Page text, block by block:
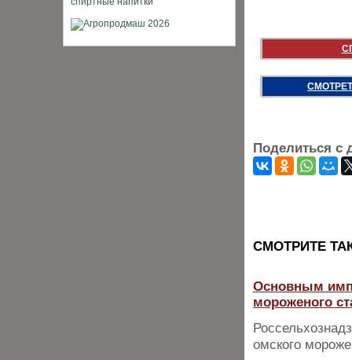
Поделиться с
CМОТРИТЕ
Основным
мороженого
омского